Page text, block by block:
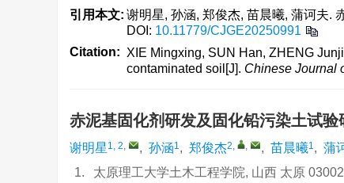
引用本文: 谢明星, 孙涵, 郑俊杰, 苗晨曦, 蒲诃夫.
DOI: 10.11779/CJGE20250991
Citation: XIE Mingxing, SUN Han, ZHENG
contaminated soil[J]. Chinese Journal
赤泥基固化剂研发及固化铅污染土试验
谢明星 1, 2, , 孙涵1, 郑俊杰2, , , 苗晨曦1, 蒲
1.
太原理工大学土木工程学院, 山西 太原